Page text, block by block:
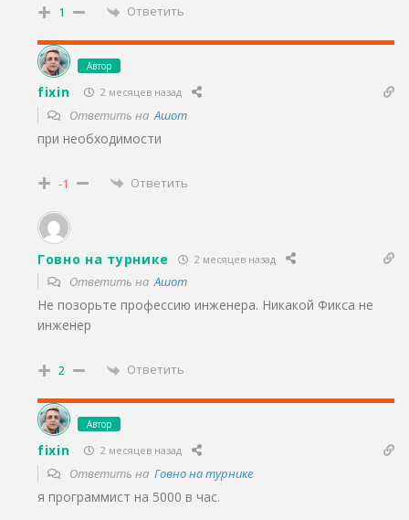
1 Ответить
Автор
fixin 2 месяцев назад
Ответить на Ашот
при необходимости
-1 Ответить
Говно на турнике 2 месяцев назад
Ответить наАшот
Не позорьте профессию инженера. Никакой Фикса не
инженер
2 Ответить
Автор
fixin 2 месяцев назад
Ответить на Говно на турнике
я программист на 5000 в час.